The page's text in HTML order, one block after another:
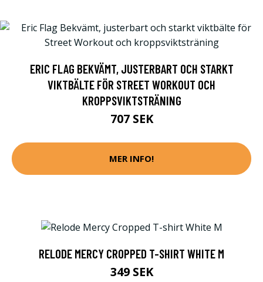
ERIC FLAG BEKVÄMT, JUSTERBART OCH STARKT
VIKTBÄLTE FÖR STREET WORKOUT OCH
KROPPSVIKTSTRÄNING
707 SEK
MER INFO!
RELODE MERCY CROPPED T-SHIRT WHITE M
349 SEK